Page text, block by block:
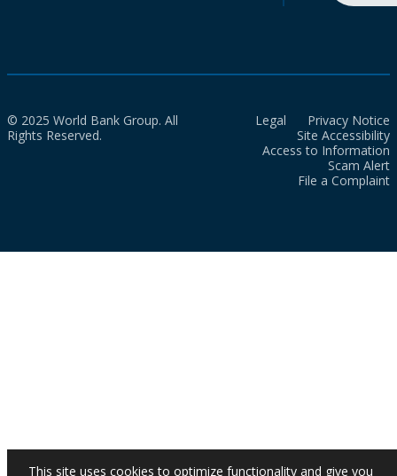
© 2025 World Bank Group. All
Rights Reserved.
Legal
Privacy Notice
Site Accessibility
Access to Information
Scam Alert
File a Complaint
This site uses cookies to optimize functionality and give you